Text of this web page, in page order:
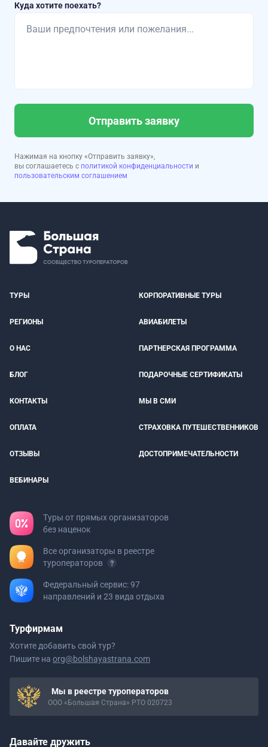
Куда хотите поехать?
Отправить заявку
Нажимая на кнопку «Отправить заявку»,
вы соглашаетесь с политикой конфиденциальности и
пользовательским соглашением
ТУРЫ КОРПОРАТИВНЫЕ ТУРЫ
РЕГИОНЫ АВИАБИЛЕТЫ
О НАС ПАРТНЕРСКАЯ ПРОГРАММА
БЛОГ ПОДАРОЧНЫЕ СЕРТИФИКАТЫ
КОНТАКТЫ МЫ В СМИ
ОПЛАТА СТРАХОВКА ПУТЕШЕСТВЕННИКОВ
ОТЗЫВЫ ДОСТОПРИМЕЧАТЕЛЬНОСТИ
ВЕБИНАРЫ
Туры от прямых организаторов
без наценок
Все организаторы в реестре
туроператоров
Федеральный сервис: 97
направлений и 23 вида отдыха
Турфирмам
Хотите добавить свой тур?
Пишите на org@bolshayastrana.com
Мы в реестре туроператоров
ООО «Большая Страна» РТО 020723
Давайте дружить